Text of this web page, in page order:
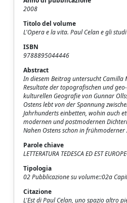
2008
Titolo del volume
L'Opera e la vita. Paul Celan e gli
ISBN
9788895044446
Abstract
In diesem Beitrag untersucht Camilla
Resultate der topografischen und
kulturellen Geografie von Gunnar
Ostens lebt von der Spannung
Jahrhunderts einbetten, wohin auch
modernen und postmodernen
Nahen Ostens schon in
Parole chiave
LETTERATURA TEDESCA ED EST
Tipologia
02 Pubblicazione su volume::02a
Citazione
L'Est di Paul Celan, uno spazio altro